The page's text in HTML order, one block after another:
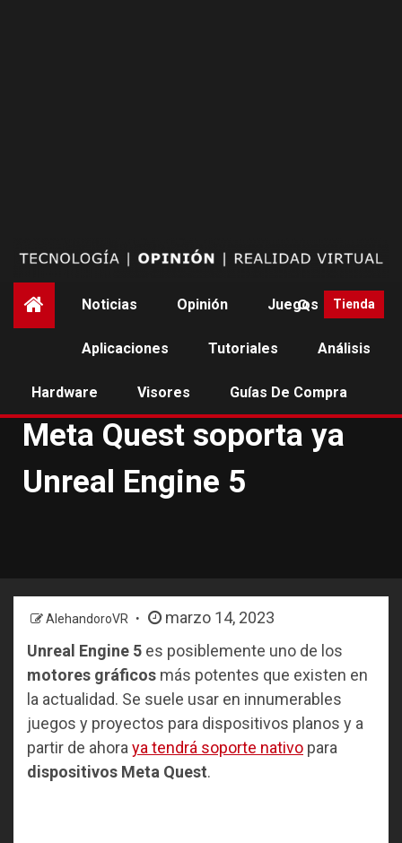
Noticias Opinión Juegos
Aplicaciones Tutoriales Análisis
Hardware Visores Guías De Compra
Tienda
NOTICIAS QUEST 2
Meta Quest soporta ya
Unreal Engine 5
AlehandoroVR
marzo 14, 2023
Unreal Engine 5 es posiblemente uno de los
motores gráficos más potentes que existen en
la actualidad. Se suele usar en innumerables
juegos y proyectos para dispositivos planos y a
partir de ahora ya tendrá soporte nativo para
dispositivos Meta Quest.